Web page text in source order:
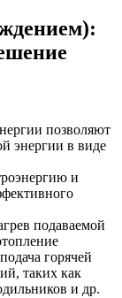
позволяют
энергии в виде
и
подаваемой
горячей
таких как
и др.